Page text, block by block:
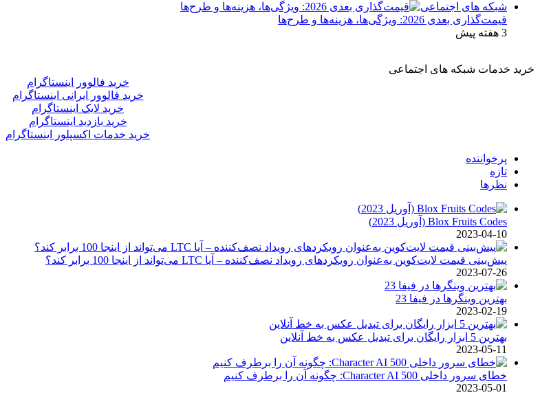
شبکه های اجتماعی
قیمت‌گذاری بعدی 2026: ویژگی‌ها، هزینه‌ها و طرح‌ها
3 هفته پیش
خرید خدمات شبکه های اجتماعی
خرید فالوور اینستاگرام
خرید فالوور ایرانی اینستاگرام
خرید لایک اینستاگرام
خرید بازدید اینستاگرام
خرید خدمات اکسپلور اینستاگرام
پرخواننده
تازه
نظرها
Blox Fruits Codes (آوریل 2023)
2023-04-10
پیش‌بینی قیمت لایت‌کوین به‌عنوان رویکردهای رویداد نصف‌کننده – آیا LTC می‌تواند از اینجا 100 برابر کند؟
2023-07-26
بهترین وینگرها در فیفا 23
2023-02-19
بهترین 5 ابزار رایگان برای تبدیل عکس به خط آنلاین
2023-05-11
خطای سرور داخلی Character AI 500: چگونه آن را برطرف کنیم
2023-05-01